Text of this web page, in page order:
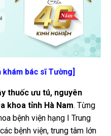
khám bác sĩ Tường]
thuốc ưu tú, nguyên
khoa tỉnh Hà Nam. Từng
bệnh viện hạng I Trung
bệnh viện, trung tâm lớn